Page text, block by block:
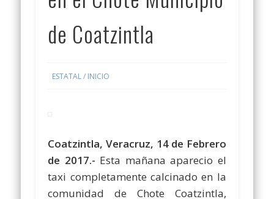
de Coatzintla
ESTATAL/ INICIO
Coatzintla, Veracruz, 14 de Febrero
de 2017.- Esta mañana aparecio el
taxi completamente calcinado en la
comunidad de Chote Coatzintla,